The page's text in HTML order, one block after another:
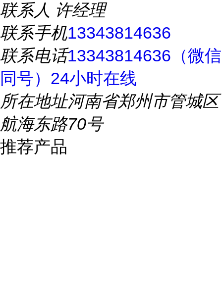
联系人 许经理
联系手机13343814636
联系电话13343814636（微信
同号）24小时在线
所在地址河南省郑州市管城区
航海东路70号
推荐产品